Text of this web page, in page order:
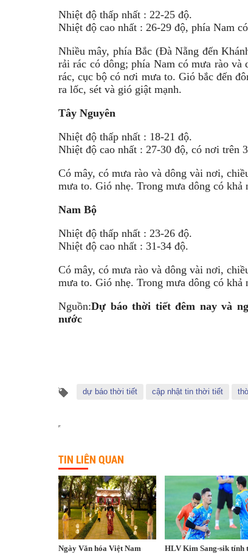
Nhiệt độ thấp nhất : 22-25 độ.
Nhiệt độ cao nhất : 26-29 độ, phía Nam
Nhiều mây, phía Bắc (Đà Nẵng đến
rải rác có dông; phía Nam có mưa rào
rác, cục bộ có nơi mưa to. Gió bắc đến
ra lốc, sét và gió giật mạnh.
Tây Nguyên
Nhiệt độ thấp nhất : 18-21 độ.
Nhiệt độ cao nhất : 27-30 độ, có nơi trên
Có mây, có mưa rào và dông vài nơi,
mưa to. Gió nhẹ. Trong mưa dông có khả
Nam Bộ
Nhiệt độ thấp nhất : 23-26 độ.
Nhiệt độ cao nhất : 31-34 độ.
Có mây, có mưa rào và dông vài nơi,
mưa to. Gió nhẹ. Trong mưa dông có khả
Nguồn:Dự báo thời tiết đêm nay và
nước
dự báo thời tiết cập nhật tin thời tiết
TIN LIÊN QUAN
Ngày Văn hóa Việt Nam
HLV Kim Sang-sik tính